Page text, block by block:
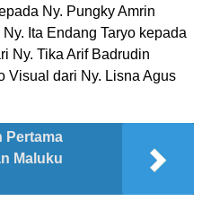
Ny. Pungky Amrin
Ita Endang Taryo kepada
Ny. Tika Arif Badrudin
Visual dari Ny. Lisna Agus
Pertama
Maluku